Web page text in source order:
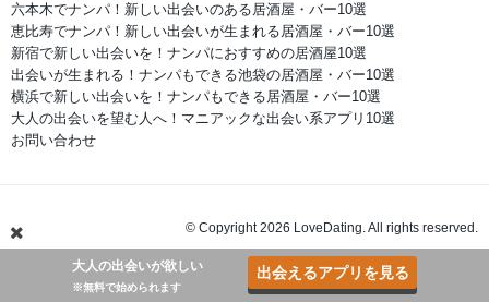
六本木でナンパ！新しい出会いのある居酒屋・バー10選
恵比寿でナンパ！新しい出会いが生まれる居酒屋・バー10選
新宿で新しい出会いを！ナンパにおすすめの居酒屋10選
出会いが生まれる！ナンパもできる池袋の居酒屋・バー10選
横浜で新しい出会いを！ナンパもできる居酒屋・バー10選
大人の出会いを望む人へ！マニアックな出会い系アプリ10選
お問い合わせ
© Copyright 2026 LoveDating. All rights reserved.
大人の出会いが欲しい
※無料で始められます
出会えるアプリを見る